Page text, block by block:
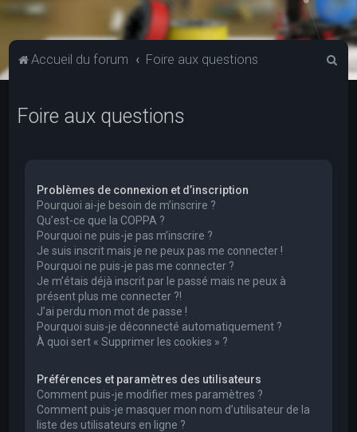
Accueil du forum Foire aux questions
Foire aux questions
Problèmes de connexion et d’inscription
Pourquoi ai-je besoin de m’inscrire ?
Qu’est-ce que la COPPA ?
Pourquoi ne puis-je pas m’inscrire ?
Je suis inscrit mais je ne peux pas me connecter !
Pourquoi ne puis-je pas me connecter ?
Je m’étais déjà inscrit par le passé mais ne peux à
présent plus me connecter ?!
J’ai perdu mon mot de passe !
Pourquoi suis-je déconnecté automatiquement ?
À quoi sert « Supprimer les cookies » ?
Préférences et paramètres des utilisateurs
Comment puis-je modifier mes paramètres ?
Comment puis-je masquer mon nom d’utilisateur de la
liste des utilisateurs en ligne ?